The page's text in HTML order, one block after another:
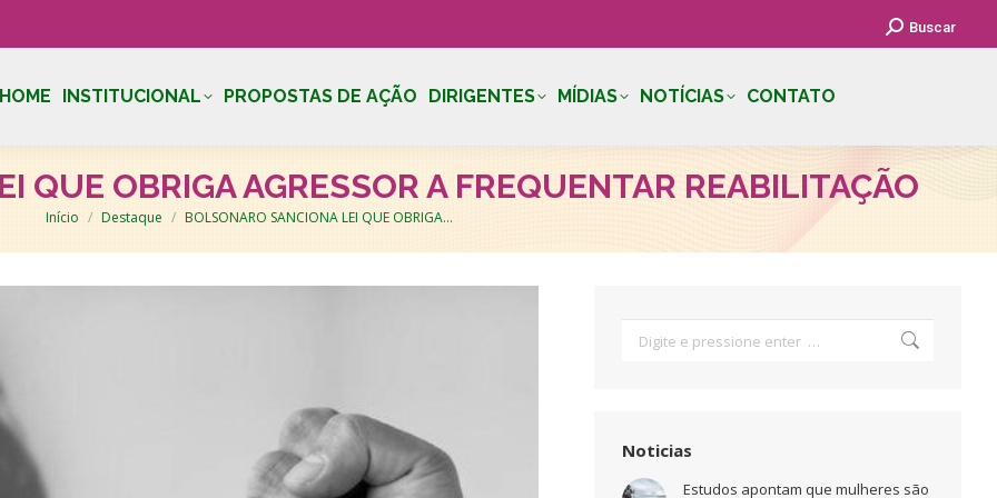
Search:
Buscar
HOME INSTITUCIONAL PROPOSTAS DE AÇÃO DIRIGENTES MÍDIAS NOTÍCIAS CONTATO
QUE OBRIGA AGRESSOR A FREQUENTAR REABILITAÇÃO
Você está aqui:
Início Destaque BOLSONARO SANCIONA LEI QUE OBRIGA…
Noticias
Estudos apontam que mulheres são